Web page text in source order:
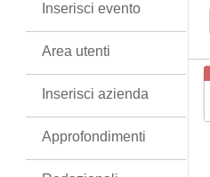
Inserisci evento
Area utenti
Inserisci azienda
Approfondimenti